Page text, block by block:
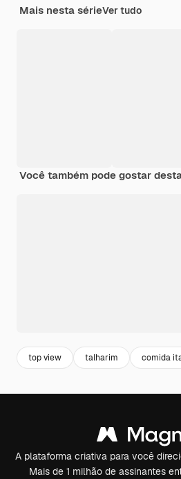
Mais nesta sérieVer tudo
Você também pode gostar
top view talharim comida
A plataforma criativa para você
Mais de 1 milhão de assinantes